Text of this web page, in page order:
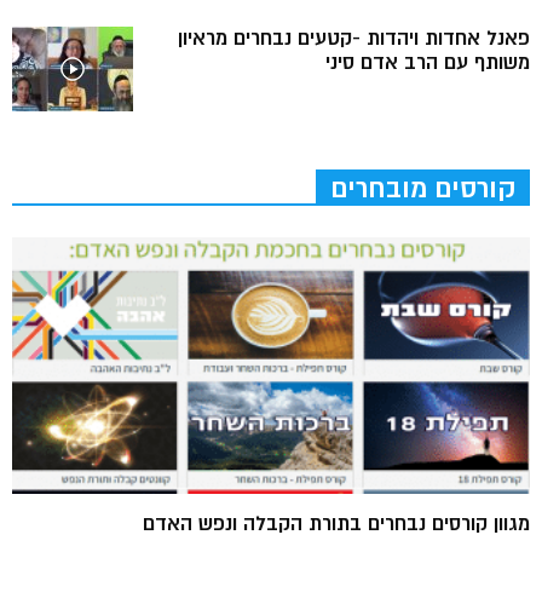
פאנל אחדות ויהדות -קטעים נבחרים מראיון
משותף עם הרב אדם סיני
קורסים מובחרים
מגוון קורסים נבחרים בתורת הקבלה ונפש האדם